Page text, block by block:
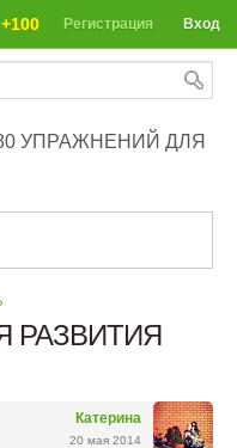
Вход
Регистрация
+100
УПРАЖНЕНИЙ ДЛЯ
РАЗВИТИЯ
Катерина
20 мая 2014